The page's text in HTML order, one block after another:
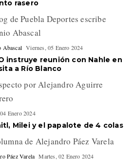
rasero
de Puebla Deportes escribe
Abascal
Abascal Viernes, 05 Enero 2024
instruye reunión con Nahle en
a Río Blanco
por Alejandro Aguirre
Enero 2024
Milei y el papalote de 4 colas
de Alejandro Páez Varela
Páez Varela Martes, 02 Enero 2024